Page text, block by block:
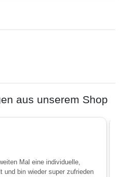
aus unserem Shop
Mal eine individuelle,
und bin wieder super zufrieden